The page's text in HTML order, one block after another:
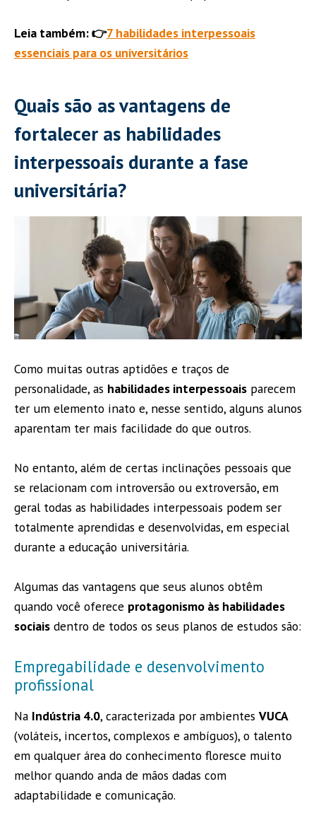
Leia também: 👉7 habilidades interpessoais
essenciais para os universitários
Quais são as vantagens de
fortalecer as habilidades
interpessoais durante a fase
universitária?
Como muitas outras aptidões e traços de
personalidade, as habilidades interpessoais parecem
ter um elemento inato e, nesse sentido, alguns alunos
aparentam ter mais facilidade do que outros.
No entanto, além de certas inclinações pessoais que
se relacionam com introversão ou extroversão, em
geral todas as habilidades interpessoais podem ser
totalmente aprendidas e desenvolvidas, em especial
durante a educação universitária.
Algumas das vantagens que seus alunos obtêm
quando você oferece protagonismo às habilidades
sociais dentro de todos os seus planos de estudos são:
Empregabilidade e desenvolvimento
profissional
Na Indústria 4.0, caracterizada por ambientes VUCA
(voláteis, incertos, complexos e ambíguos), o talento
em qualquer área do conhecimento floresce muito
melhor quando anda de mãos dadas com
adaptabilidade e comunicação.